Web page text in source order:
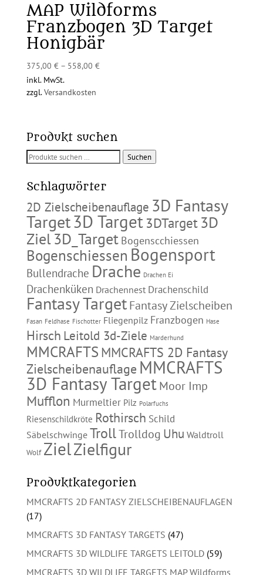
MAP Wildforms
Franzbogen 3D Target
Honigbär
375,00 €– 558,00 €
inkl. MwSt.
zzgl.Versandkosten
Produkt suchen
Suchen
Suchen
Schlagwörter
2D Zielscheibenauflage 3D Fantasy
Target3D Target 3DTarget 3D
Ziel3D_Target Bogenscchiessen
Bogenschiessen Bogensport
Bullendrache Drache Drachen Ei
Drachenküken Drachennest Drachenschild
Fantasy Target Fantasy Zielscheiben
Fasan Feldhase Fischotter Fliegenpilz Franzbogen Hase
Hirsch Leitold 3d-Ziele Marderhund
MMCRAFTS MMCRAFTS 2D Fantasy
Zielscheibenauflage MMCRAFTS
3D Fantasy Target Moor Imp
Mufflon Murmeltier Pilz Polarfuchs
Riesenschildkröte Rothirsch Schild
Säbelschwinge TrollTrolldog Uhu Waldtroll
Wolf ZielZielfigur
Produktkategorien
MMCRAFTS 2D FANTASY ZIELSCHEIBENAUFLAGEN
(17)
MMCRAFTS 3D FANTASY TARGETS (47)
MMCRAFTS 3D WILDLIFE TARGETS LEITOLD (59)
MMCRAFTS 3D WILDLIFE TARGETS MAP Wildforms